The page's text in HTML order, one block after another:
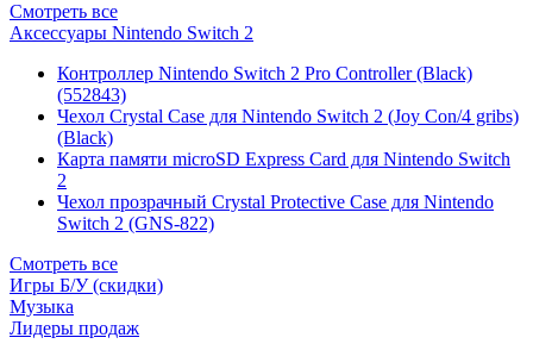
Смотреть все
Аксессуары Nintendo Switch 2
Контроллер Nintendo Switch 2 Pro Controller (Black)
(552843)
Чехол Сrystal Сase для Nintendo Switch 2 (Joy Con/4 gribs)
(Black)
Карта памяти microSD Express Card для Nintendo Switch
2
Чехол прозрачный Crystal Protective Case для Nintendo
Switch 2 (GNS-822)
Смотреть все
Игры Б/У (скидки)
Музыка
Лидеры продаж